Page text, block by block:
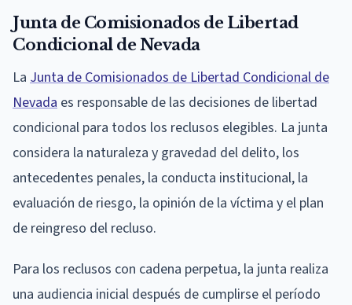
Junta de Comisionados de Libertad
Condicional de Nevada
La Junta de Comisionados de Libertad Condicional de
Nevada es responsable de las decisiones de libertad
condicional para todos los reclusos elegibles. La junta
considera la naturaleza y gravedad del delito, los
antecedentes penales, la conducta institucional, la
evaluación de riesgo, la opinión de la víctima y el plan
de reingreso del recluso.
Para los reclusos con cadena perpetua, la junta realiza
una audiencia inicial después de cumplirse el período